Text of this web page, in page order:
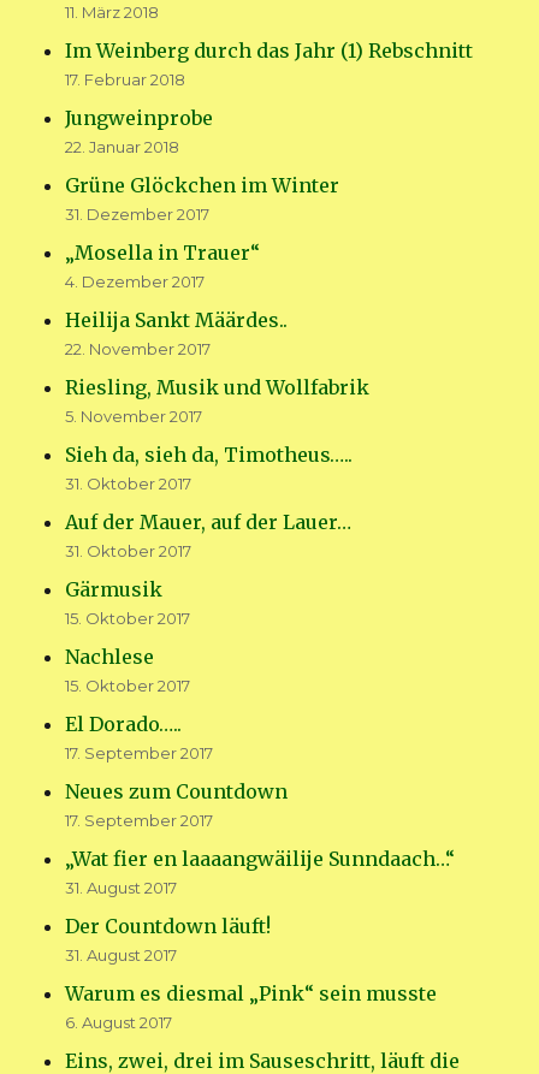
11. März 2018
Im Weinberg durch das Jahr (1) Rebschnitt
17. Februar 2018
Jungweinprobe
22. Januar 2018
Grüne Glöckchen im Winter
31. Dezember 2017
„Mosella in Trauer“
4. Dezember 2017
Heilija Sankt Määrdes..
22. November 2017
Riesling, Musik und Wollfabrik
5. November 2017
Sieh da, sieh da, Timotheus…..
31. Oktober 2017
Auf der Mauer, auf der Lauer…
31. Oktober 2017
Gärmusik
15. Oktober 2017
Nachlese
15. Oktober 2017
El Dorado…..
17. September 2017
Neues zum Countdown
17. September 2017
„Wat fier en laaaangwäilije Sunndaach…“
31. August 2017
Der Countdown läuft!
31. August 2017
Warum es diesmal „Pink“ sein musste
6. August 2017
Eins, zwei, drei im Sauseschritt, läuft die